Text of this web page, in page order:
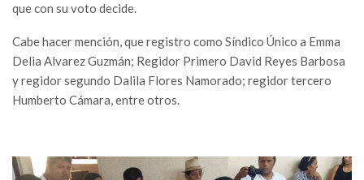
que con su voto decide.
Cabe hacer mención, que registro como Síndico Único a Emma
Delia Alvarez Guzmán; Regidor Primero David Reyes Barbosa
y regidor segundo Dalila Flores Namorado; regidor tercero
Humberto Cámara, entre otros.